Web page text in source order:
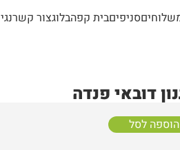
סניפיםבית קפהבלוגצור קשר
דובאי פנדה
הוספה לסל